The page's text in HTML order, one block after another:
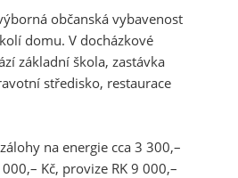
občanská vybavenost
domu. V docházkové
základní škola, zastávka
středisko, restaurace
na energie cca 3 300,–
Kč, provize RK 9 000,–